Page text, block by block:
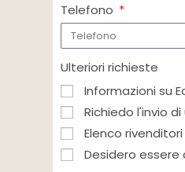
Telefono
Ulteriori richieste
Informazioni su
Richiedo l'invio
Elenco
Desidero